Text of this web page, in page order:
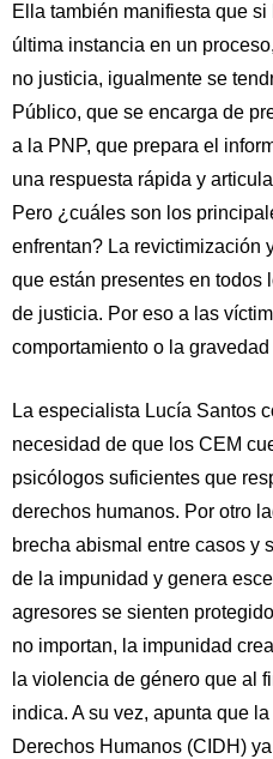
Ella también manifiesta que
última instancia en un
no justicia, igualmente se
Público, que se encarga de
a la PNP, que prepara el
una respuesta rápida y
Pero ¿cuáles son los
enfrentan? La revictimización
que están presentes en todos
de justicia. Por eso a las
comportamiento o la
La especialista Lucía Santos
necesidad de que los CEM
psicólogos suficientes que
derechos humanos. Por otro
brecha abismal entre casos y
de la impunidad y genera
agresores se sienten
no importan, la impunidad
la violencia de género que al
indica. A su vez, apunta que
Derechos Humanos (CIDH)